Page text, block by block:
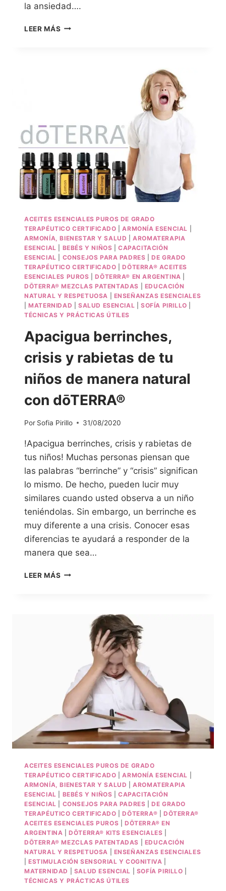
la ansiedad….
LEER MÁS
ACEITES ESENCIALES PUROS DE GRADO
TERAPÉUTICO CERTIFICADO |ARMONÍA ESENCIAL
ARMONÍA, BIENESTAR Y SALUD |AROMATERAPIA
ESENCIAL
BEBÉS Y NIÑOS |CAPACITACIÓN
ESENCIAL
CONSEJOS PARA PADRES |DE GRADO
TERAPÉUTICO CERTIFICADO |DŌTERRA® ACEITES
ESENCIALES PUROS |DŌTERRA® EN ARGENTINA
DŌTERRA® MEZCLAS PATENTADAS
EDUCACIÓN
NATURAL Y RESPETUOSA
ENSEÑANZAS ESENCIALES
|MATERNIDAD SALUD ESENCIAL |SOFÍA PIRILLO
TÉCNICAS Y PRÁCTICAS ÚTILES
Apacigua berrinches,
crisis y rabietas de tu
niños de manera natural
con dōTERRA®
Por Sofia Pirillo 31/08/2020
!Apacigua berrinches, crisis y rabietas de
tus niños! Muchas personas piensan que
las palabras “berrinche” y “crisis” significan
lo mismo. De hecho, pueden lucir muy
similares cuando usted observa a un niño
teniéndolas. Sin embargo, un berrinche es
muy diferente a una crisis. Conocer esas
diferencias te ayudará a responder de la
manera que sea…
LEER MÁS
ACEITES ESENCIALES PUROS DE GRADO
TERAPÉUTICO CERTIFICADO |ARMONÍA ESENCIAL
ARMONÍA, BIENESTAR Y SALUD |AROMATERAPIA
ESENCIAL
BEBÉS Y NIÑOS |CAPACITACIÓN
ESENCIAL
CONSEJOS PARA PADRES |DE GRADO
TERAPÉUTICO CERTIFICADO |DŌTERRA® |DŌTERRA®
ACEITES ESENCIALES PUROS |DŌTERRA® EN
ARGENTINA |DŌTERRA® KITS ESENCIALES
DŌTERRA® MEZCLAS PATENTADAS
EDUCACIÓN
NATURAL Y RESPETUOSA
ENSEÑANZAS ESENCIALES
|ESTIMULACIÓN SENSORIAL Y COGNITIVA
MATERNIDAD
SALUD ESENCIAL SOFÍA PIRILLO
TÉCNICAS Y PRÁCTICAS ÚTILES